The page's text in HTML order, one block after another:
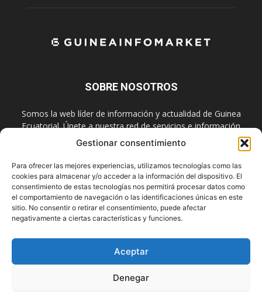
Gestionar consentimiento
Para ofrecer las mejores experiencias, utilizamos tecnologías como las
cookies para almacenar y/o acceder a la información del dispositivo. El
consentimiento de estas tecnologías nos permitirá procesar datos como
el comportamiento de navegación o las identificaciones únicas en este
sitio. No consentir o retirar el consentimiento, puede afectar
negativamente a ciertas características y funciones.
Aceptar
Denegar
SOBRE NOSOTROS
Somos la web líder de información y actualidad de Guinea
Ecuatorial. Únete a nuestra red de servicios e información
digital también en las redes sociales.
Contáctanos:info@guineainfomarket.com
SÍGUENOS
Asóciate